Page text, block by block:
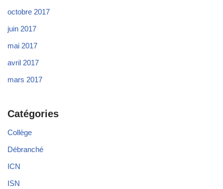
octobre 2017
juin 2017
mai 2017
avril 2017
mars 2017
Catégories
Collège
Débranché
ICN
ISN